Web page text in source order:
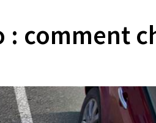
: comment